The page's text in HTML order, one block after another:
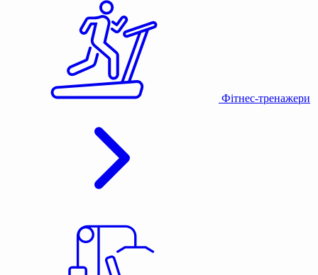
Фітнес-тренажери